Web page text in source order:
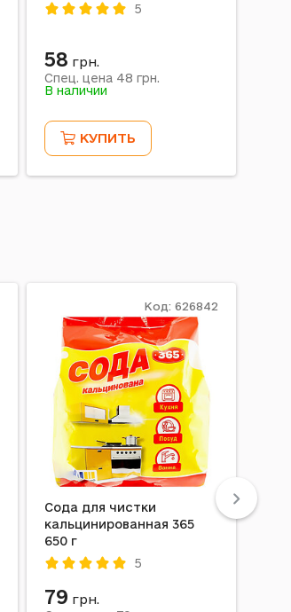
5
58 грн.
Спец. цена 48 грн.
В наличии
КУПИТЬ
Сода для чистки
кальцинированная 365
650 г
5
Код: 626842
79 грн.